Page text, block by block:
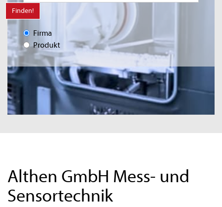
Finden!
Firma
Produkt
Althen GmbH Mess- und
Sensortechnik